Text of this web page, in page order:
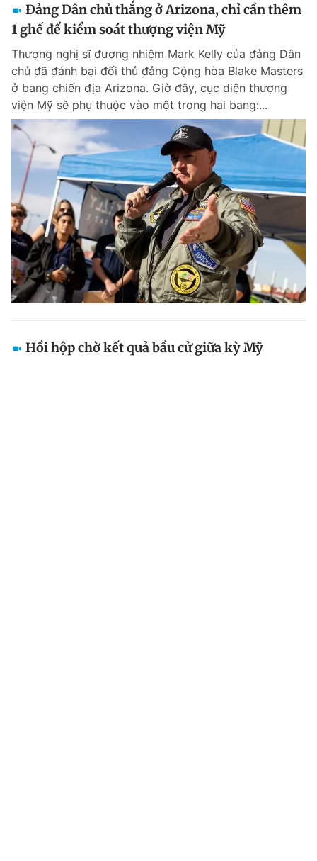
Đảng Dân chủ thắng ở Arizona, chỉ cần thêm
1 ghế để kiểm soát thượng viện Mỹ
Thượng nghị sĩ đương nhiệm Mark Kelly của đảng Dân
chủ đã đánh bại đối thủ đảng Cộng hòa Blake Masters
ở bang chiến địa Arizona. Giờ đây, cục diện thượng
viện Mỹ sẽ phụ thuộc vào một trong hai bang:...
Hồi hộp chờ kết quả bầu cử giữa kỳ Mỹ